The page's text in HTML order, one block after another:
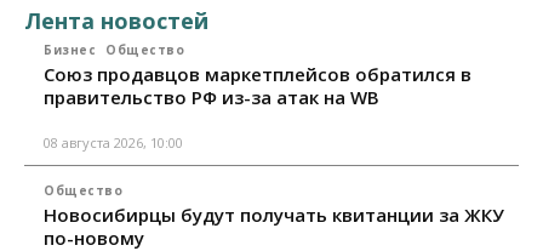
Лента новостей
Бизнес Общество
Союз продавцов маркетплейсов обратился в
правительство РФ из-за атак на WB
08 августа 2026, 10:00
Общество
Новосибирцы будут получать квитанции за ЖКУ
по-новому